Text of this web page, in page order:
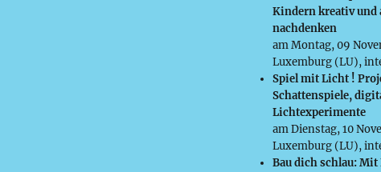
Kindern kreativ und
nachdenken
am Montag, 09
Luxemburg (LU),
Spiel mit Licht !
Schattenspiele,
Lichtexperimente
am Dienstag, 10
Luxemburg (LU),
Bau dich schlau: